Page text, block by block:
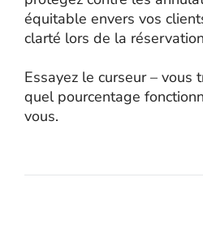
équitable envers vos
clarté lors de la
Essayez le curseur – vous
quel pourcentage
vous.